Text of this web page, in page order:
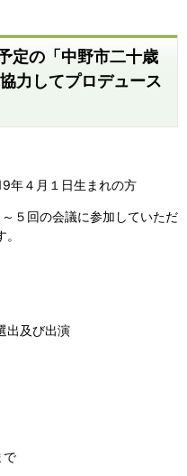
定の「中野市二十歳
力してプロデュース
４月１日生まれの方
５回の会議に参加していただ
及び出演
で